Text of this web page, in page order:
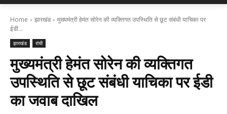
Home झारखंड
मुख्यमंत्री हेमंत सोरेन की व्यक्तिगत उपस्थिति से छूट संबंधी याचिका पर
ईडी...
झारखंड रांची
मुख्यमंत्री हेमंत सोरेन की व्यक्तिगत
उपस्थिति से छूट संबंधी याचिका पर ईडी
का जवाब दाखिल